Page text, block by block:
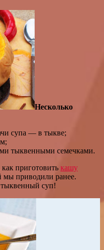
Несколько
супа — в тыкве;
тыквенными семечками.
как приготовить кашу
мы приводили ранее.
тыквенный суп!